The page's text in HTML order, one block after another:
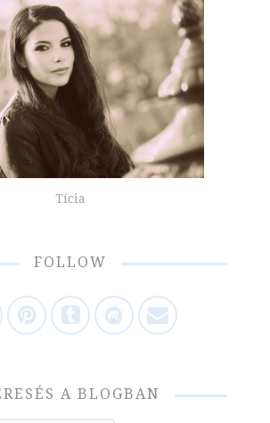
Tícia
FOLLOW
A BLOGBAN